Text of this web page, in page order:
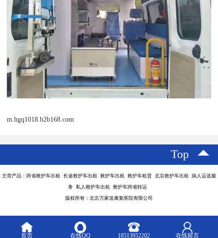
m.hgq1018.b2b168.com
Top
主营产品：跨省救护车出租 长途救护车出租 救护车出租 救护车租赁 北京救护车出租 病人运送服
务 私人救护车出租 救护车跨省转运
版权所有：北京万家送康复医院有限公司
首页 在线QQ 18513952202 在线留言